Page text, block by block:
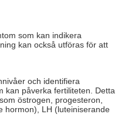
som kan indikera
kan också utföras för att
och identifiera
kan påverka fertiliteten. Detta
östrogen, progesteron,
hormon), LH (luteiniserande